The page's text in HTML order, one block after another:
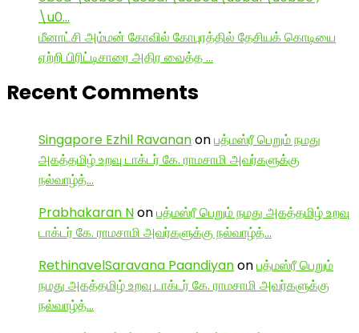
\u0…
மீனாட்சி அம்மன் கோவில் கோபுரத்தில் தேசியக் கொடியை
ஏற்றி பிரிட்டிசாரை அதிர வைத்த …
Recent Comments
Singapore Ezhil Ravananonபத்மஸ்ரீ பெறும் நமது
அகத்தமிழ் உறவு டாக்டர் கே. ராமசாமி அவர்களுக்கு
நல்வாழ்த்…
Prabhakaran Nonபத்மஸ்ரீ பெறும் நமது அகத்தமிழ் உறவு
டாக்டர் கே. ராமசாமி அவர்களுக்கு நல்வாழ்த்…
RethinavelSaravana Paandiyanonபத்மஸ்ரீ பெறும்
நமது அகத்தமிழ் உறவு டாக்டர் கே. ராமசாமி அவர்களுக்கு
நல்வாழ்த்…